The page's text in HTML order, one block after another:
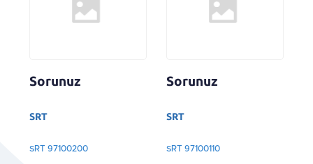
Sorunuz
SRT
SRT 97100200
Sorunuz
SRT
SRT 97100110